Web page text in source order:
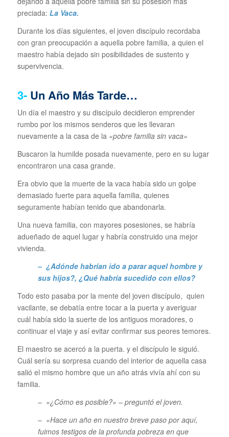
preciada: La Vaca.
Durante los días siguientes, el joven discípulo recordaba
con gran preocupación a aquella pobre familia, a quien el
maestro había dejado sin posibilidades de sustento y
supervivencia.
3-Un Año Más Tarde…
Un día el maestro y su discípulo decidieron emprender
rumbo por los mismos senderos que les llevaran
nuevamente a la casa de la «pobre familia sin vaca»
Buscaron la humilde posada nuevamente, pero en su lugar
encontraron una casa grande.
Era obvio que la muerte de la vaca había sido un golpe
demasiado fuerte para aquella familia, quienes
seguramente habían tenido que abandonarla.
Una nueva familia, con mayores posesiones, se habría
adueñado de aquel lugar y habría construido una mejor
vivienda.
– ¿Adónde habrían ido a parar aquel hombre y
sus hijos?, ¿Qué habría sucedido con ellos?
Todo esto pasaba por la mente del joven discípulo, quien
vacilante, se debatía entre tocar a la puerta y averiguar
cuál había sido la suerte de los antiguos moradores, o
continuar el viaje y así evitar confirmar sus peores temores.
El maestro se acercó a la puerta. y el discípulo le siguió.
Cuál sería su sorpresa cuando del interior de aquella casa
salió el mismo hombre que un año atrás vivía ahí con su
familia.
– «¿Cómo es posible?» – preguntó el joven.
– «Hace un año en nuestro breve paso por aquí,
fuimos testigos de la profunda pobreza en que